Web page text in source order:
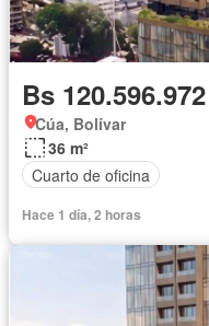
Bs 120.596.972
Cúa, Bolívar
36 m²
Cuarto de oficina
Hace 1 día, 2 horas